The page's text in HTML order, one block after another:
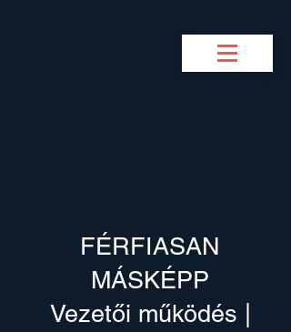
FÉRFIASAN
MÁSKÉPP
Vezetői működés |